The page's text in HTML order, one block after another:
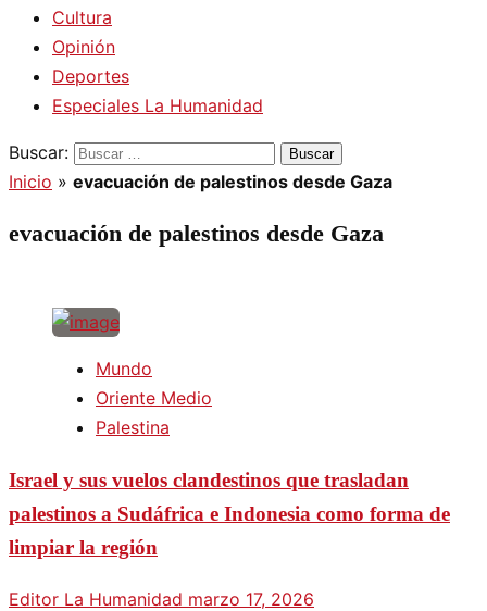
Cultura
Opinión
Deportes
Especiales La Humanidad
Buscar:
Inicio » evacuación de palestinos desde Gaza
evacuación de palestinos desde Gaza
Mundo
Oriente Medio
Palestina
Israel y sus vuelos clandestinos que trasladan
palestinos a Sudáfrica e Indonesia como forma de
limpiar la región
Editor La Humanidad marzo 17, 2026